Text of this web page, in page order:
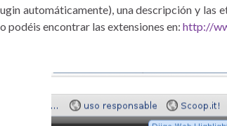
automáticamente), una descripción y las
podéis encontrar las extensiones en: http://